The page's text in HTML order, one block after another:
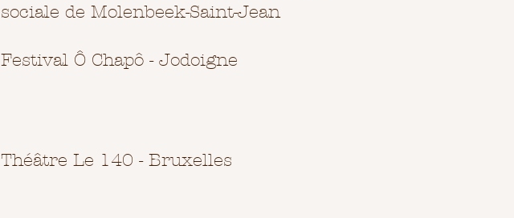
sociale de Molenbeek-Saint-Jean
Festival Ô Chapô - Jodoigne
Théâtre Le 140 - Bruxelles